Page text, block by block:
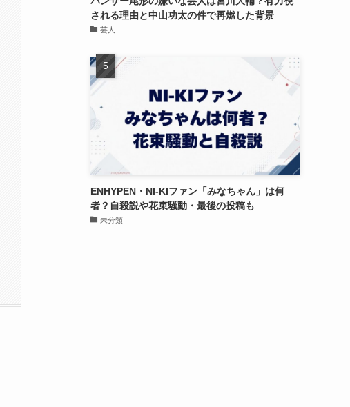
される理由と中山功太の件で再燃した背景
芸人
ENHYPEN・NI-KIファン「みなちゃん」は何
者？自殺説や花束騒動・最後の投稿も
未分類